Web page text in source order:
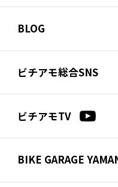
芦屋店
サイクルジャージ店
広島店
BLOG
お知らせ
ビチアモコラム
ビチアモ総合SNS
ビチアモTV
BIKE GARAGE